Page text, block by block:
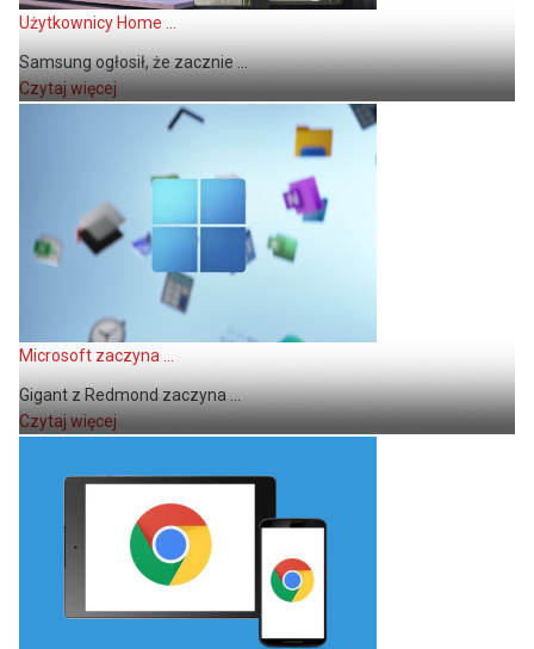
Użytkownicy Home ...
Samsung ogłosił, że zacznie ...
Czytaj więcej
Microsoft zaczyna ...
Gigant z Redmond zaczyna ...
Czytaj więcej